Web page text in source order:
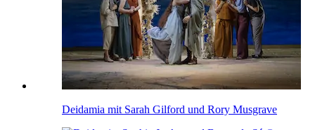
Deidamia mit Sarah Gilford und Rory Musgrave